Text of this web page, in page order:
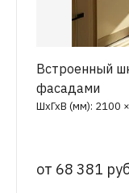
Встроенный
фасадами
ШхГхВ (мм): 2100
от 68 381